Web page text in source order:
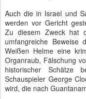
Auch die in Israel und
werden vor Gericht
Zu diesem Zweck hat
umfangreiche Beweise
Weißen Helme eine
Organraub, Fälschung
historischer Schätze
Schauspieler George
wird, die nach